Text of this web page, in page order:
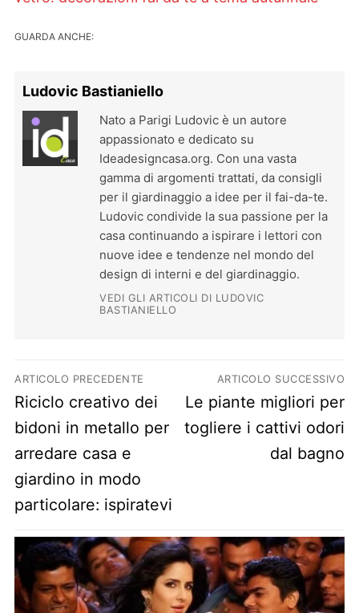
GUARDA ANCHE:
Ludovic Bastianiello
Nato a Parigi Ludovic è un autore
appassionato e dedicato su
Ideadesigncasa.org. Con una vasta
gamma di argomenti trattati, da consigli
per il giardinaggio a idee per il fai-da-te.
Ludovic condivide la sua passione per la
casa continuando a ispirare i lettori con
nuove idee e tendenze nel mondo del
design di interni e del giardinaggio.
VEDI GLI ARTICOLI DI LUDOVIC
BASTIANIELLO
Navigazione articoli
ARTICOLO PRECEDENTE
Previous post:
Riciclo creativo dei
bidoni in metallo per
arredare casa e
giardino in modo
particolare: ispiratevi
ARTICOLO SUCCESSIVO
Next post:
Le piante migliori per
togliere i cattivi odori
dal bagno